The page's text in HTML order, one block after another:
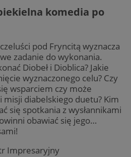
piekielna komedia po
pod Fryncitą wyznacza
zadanie do wykonania.
Diobeł i Dioblica? Jakie
wyznaczonego celu? Czy
wsparciem czy może
diabelskiego duetu? Kim
się spotkania z wysłannikami
obawiać się jego…
Impresaryjny